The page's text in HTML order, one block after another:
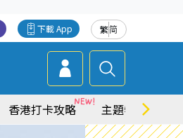
繁简
下載 App
香港打卡攻略 主題特集